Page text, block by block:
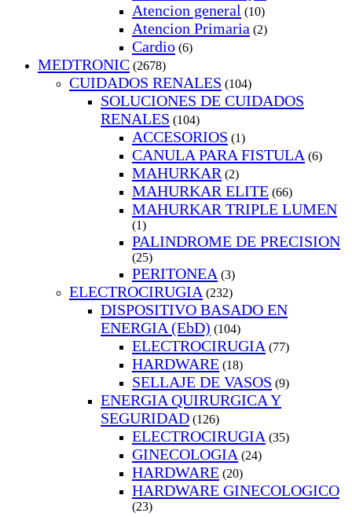
Atencion general (10)
Atencion Primaria (2)
Cardio (6)
MEDTRONIC (2678)
CUIDADOS RENALES (104)
SOLUCIONES DE CUIDADOS
RENALES (104)
ACCESORIOS (1)
CANULA PARA FISTULA (6)
MAHURKAR (2)
MAHURKAR ELITE (66)
MAHURKAR TRIPLE LUMEN
(1)
PALINDROME DE PRECISION
(25)
PERITONEA (3)
ELECTROCIRUGIA (232)
DISPOSITIVO BASADO EN
ENERGIA (EbD) (104)
ELECTROCIRUGIA (77)
HARDWARE (18)
SELLAJE DE VASOS (9)
ENERGIA QUIRURGICA Y
SEGURIDAD (126)
ELECTROCIRUGIA (35)
GINECOLOGIA (24)
HARDWARE (20)
HARDWARE GINECOLOGICO
(23)